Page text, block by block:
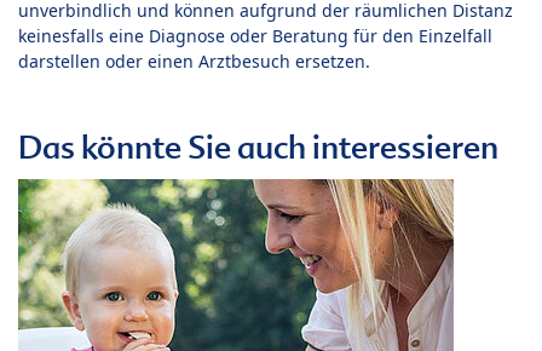
unverbindlich und können aufgrund der räumlichen Distanz
keinesfalls eine Diagnose oder Beratung für den Einzelfall
darstellen oder einen Arztbesuch ersetzen.
Das könnte Sie auch interessieren